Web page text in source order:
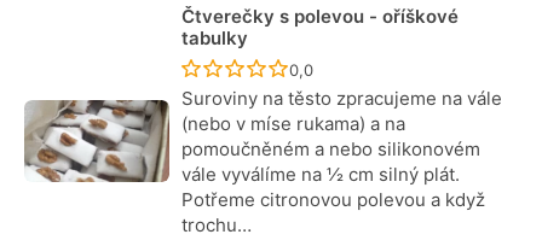
Čtverečky s polevou - oříškové
tabulky
Recept ještě nebyl hodnocen
0,0
Suroviny na těsto zpracujeme na vále
(nebo v míse rukama) a na
pomoučněném a nebo silikonovém
vále vyválíme na ½ cm silný plát.
Potřeme citronovou polevou a když
trochu…